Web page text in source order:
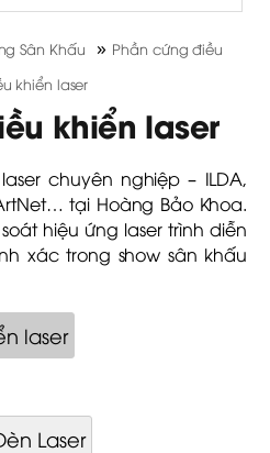
Sân Khấu » Phần cứng điều
khiển laser
khiển laser
chuyên nghiệp – ILDA,
tại Hoàng Bảo Khoa.
hiệu ứng laser trình diễn
xác trong show sân khấu
laser
Laser